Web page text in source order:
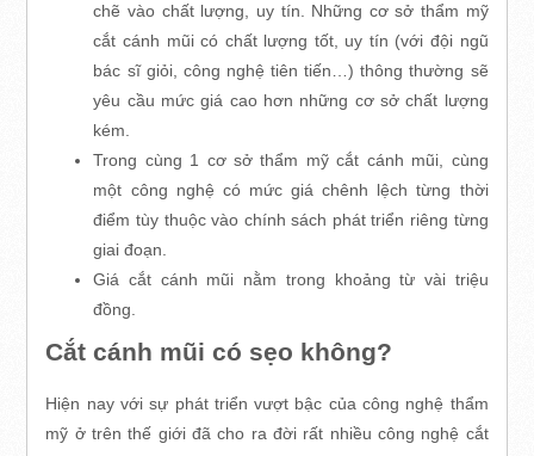
chẽ vào chất lượng, uy tín. Những cơ sở thẩm mỹ
cắt cánh mũi có chất lượng tốt, uy tín (với đội ngũ
bác sĩ giỏi, công nghệ tiên tiến…) thông thường sẽ
yêu cầu mức giá cao hơn những cơ sở chất lượng
kém.
Trong cùng 1 cơ sở thẩm mỹ cắt cánh mũi, cùng
một công nghệ có mức giá chênh lệch từng thời
điểm tùy thuộc vào chính sách phát triển riêng từng
giai đoạn.
Giá cắt cánh mũi nằm trong khoảng từ vài triệu
đồng.
Cắt cánh mũi có sẹo không?
Hiện nay với sự phát triển vượt bậc của công nghệ thẩm
mỹ ở trên thế giới đã cho ra đời rất nhiều công nghệ cắt